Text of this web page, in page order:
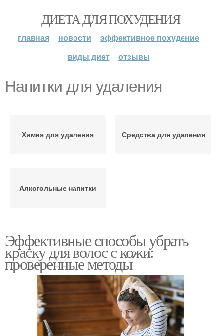
ДИЕТА ДЛЯ ПОХУДЕНИЯ
главная новости
эффективное похудение
виды диет
отзывы
Напитки для удаления
Химия для удаления Средства для удаления
Алкогольные напитки
Эффективные способы убрать
краску для волос с кожи:
проверенные методы